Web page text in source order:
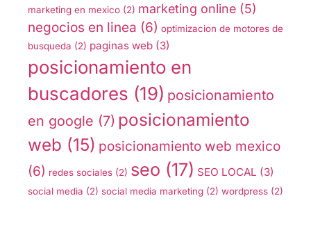
marketing en mexico (2) marketing online (5)
negocios en linea (6) optimizacion de motores de
busqueda (2) paginas web (3)
posicionamiento en
buscadores (19) posicionamiento
en google (7) posicionamiento
web (15) posicionamiento web mexico
(6) redes sociales (2) seo (17) SEO LOCAL (3)
social media (2) social media marketing (2) wordpress (2)